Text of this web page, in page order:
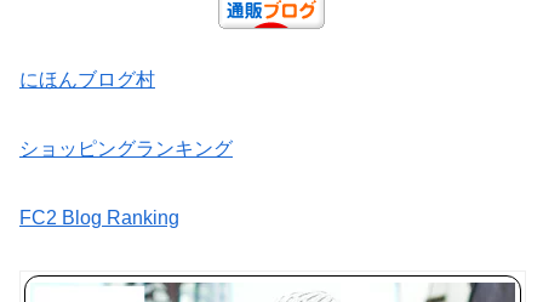
にほんブログ村
ショッピングランキング
FC2 Blog Ranking